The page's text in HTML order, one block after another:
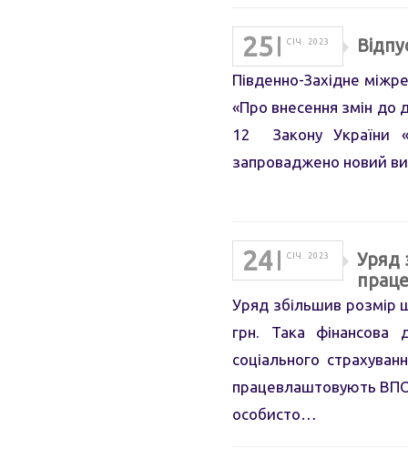
25 СІЧ. 2023
Південно-Західне
«Про внесення змін до
12 Закону України
запроваджено новий
24 СІЧ. 2023
Уряд
Уряд збільшив розмір
грн. Така фінансова
соціального
працевлаштовують
особисто…